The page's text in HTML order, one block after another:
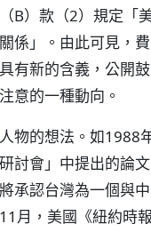
B）款（2）規定「
係」。由此可見，
有新的含義，公開
意的一種動向。
物的想法。如1988
討會」中提出的論
承認台灣為一個與
月，美國《紐約時